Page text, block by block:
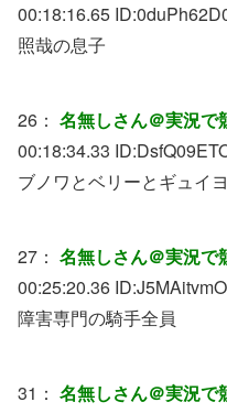
00:18:16.65 ID:
照哉の息子
26： 名無しさん＠実況で
00:18:34.33 ID:
ブノワとベリーとギュイ
27： 名無しさん＠実況で
00:25:20.36 ID:J5MAitvmO
障害専門の騎手全員
31： 名無しさん＠実況で